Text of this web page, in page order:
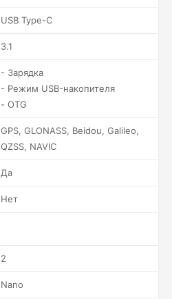
USB Type-C
3.1
- Зарядка
- Режим USB-накопителя
- OTG
GPS, GLONASS, Beidou, Galileo,
QZSS, NAVIC
Да
Нет
2
Nano